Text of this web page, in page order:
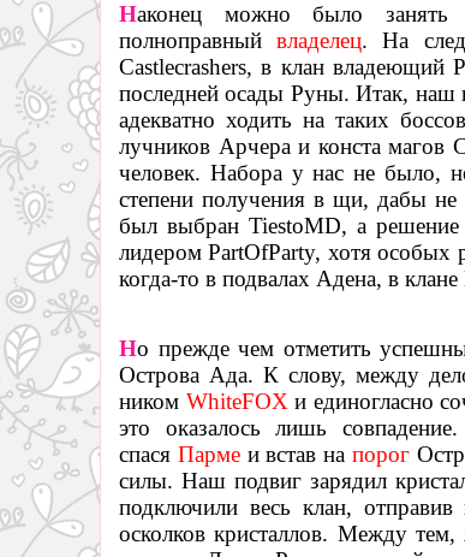
Наконец можно было занять
полноправный владелец. На
Castlecrashers, в клан владеющий
последней осады Руны. Итак, наш
адекватно ходить на таких
лучников Арчера и конста магов
человек. Набора у нас не было,
степени получения в щи, дабы не
был выбран TiestoMD, а решение
лидером PartOfParty, хотя
когда-то в подвалах Адена, в
Но прежде чем отметить
Острова Ада. К слову, между
ником WhiteFOX и единогласно
это оказалось лишь
спася Парме и встав на порог
силы. Наш подвиг зарядил
подключили весь клан,
осколков кристаллов. Между